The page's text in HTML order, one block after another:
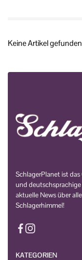
Keine Artikel
SchlagerPlanet ist
und
aktuelle News über
Schlagerhimmel!
KATEGORIEN